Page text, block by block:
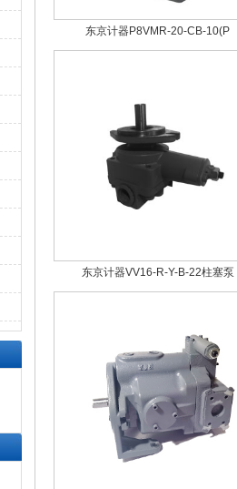
东京计器P8VMR-20-CB-10(P
东京计器VV16-R-Y-B-22柱塞泵